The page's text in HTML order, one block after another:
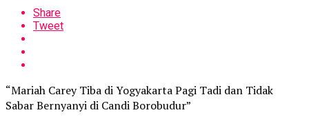
Share
Tweet
“Mariah Carey Tiba di Yogyakarta Pagi Tadi dan Tidak
Sabar Bernyanyi di Candi Borobudur”